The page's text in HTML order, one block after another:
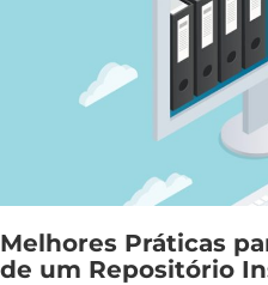
Melhores Práticas
de um Repositório